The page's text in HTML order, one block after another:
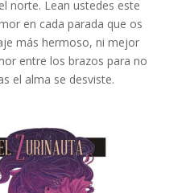
norte. Lean ustedes este
en cada parada que os
más hermoso, ni mejor
entre los brazos para no
el alma se desviste.